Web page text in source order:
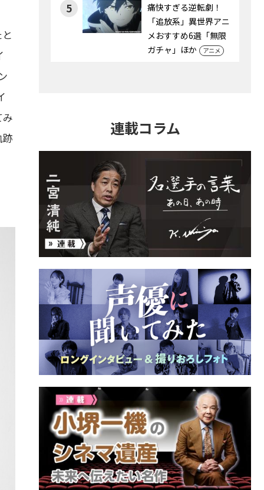
5
痛快すぎる逆転劇！
「追放系」異世界アニ
メおすすめ6選「無限
ガチャ」ほか
アニメ
連載コラム